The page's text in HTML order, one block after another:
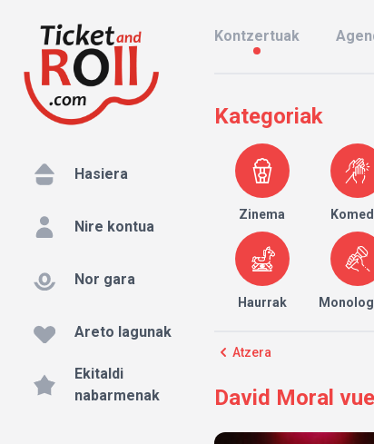
Hasiera
Nire kontua
Nor gara
Areto lagunak
Ekitaldi
nabarmenak
Kontzertuak
Kategoriak
Zinema
Haurrak
Atzera
David Moral